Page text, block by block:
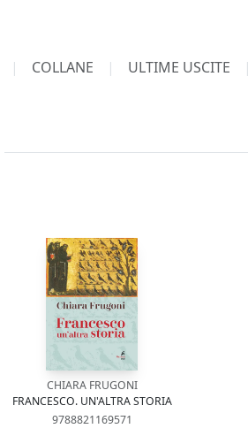
COLLANE ULTIME USCITE
CHIARA FRUGONI
FRANCESCO. UN'ALTRA STORIA
9788821169571